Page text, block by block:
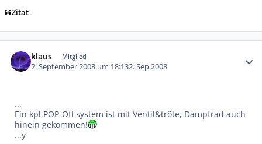
Zitat
klaus Mitglied
2. September 2008 um 18:132. Sep 2008
...
Ein kpl.POP-Off system ist mit Ventil&tröte, Dampfrad auch
hinein gekommen!
...y